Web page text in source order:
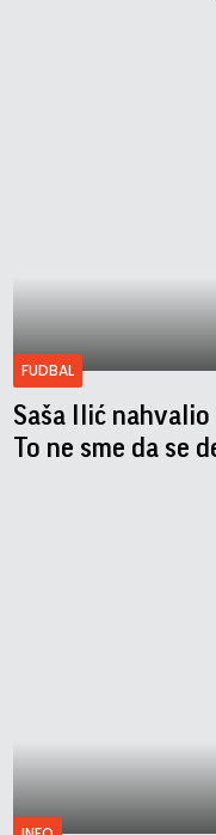
FUDBAL
Saša Ilić
To ne sme da se